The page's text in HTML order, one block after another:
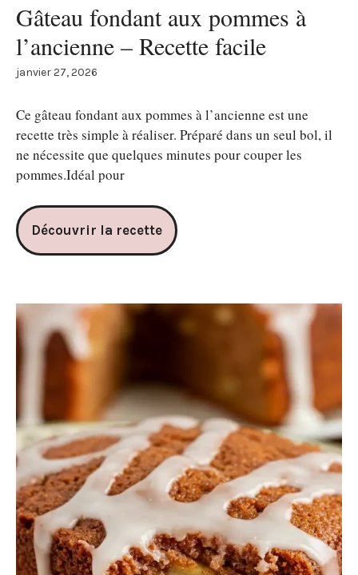
Gâteau fondant aux pommes à
l’ancienne – Recette facile
janvier 27, 2026
Ce gâteau fondant aux pommes à l’ancienne est une
recette très simple à réaliser. Préparé dans un seul bol, il
ne nécessite que quelques minutes pour couper les
pommes.Idéal pour
Découvrir la recette